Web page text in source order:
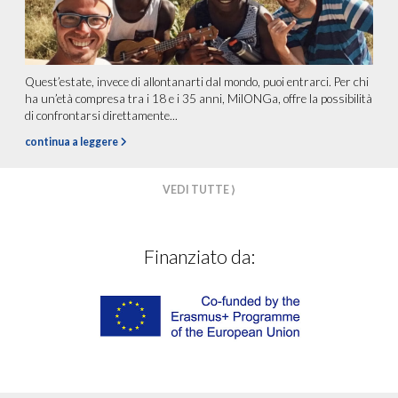
Quest’estate, invece di allontanarti dal mondo, puoi entrarci. Per chi
ha un’età compresa tra i 18 e i 35 anni, MilONGa, offre la possibilità
di confrontarsi direttamente...
continua a leggere
VEDI TUTTE ⟩
Finanziato da: